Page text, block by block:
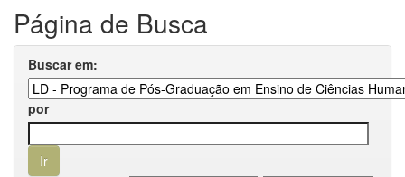
Página de Busca
Buscar em:
por